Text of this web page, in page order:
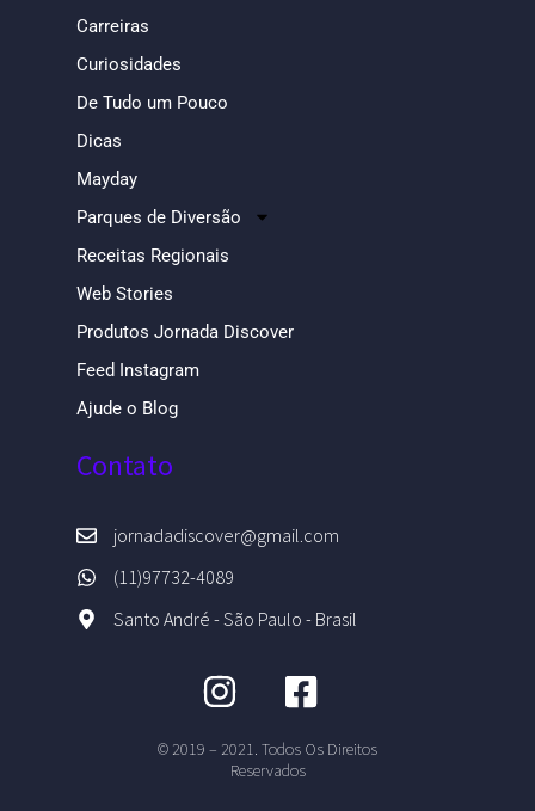
Carreiras
Curiosidades
De Tudo um Pouco
Dicas
Mayday
Parques de Diversão
Receitas Regionais
Web Stories
Produtos Jornada Discover
Feed Instagram
Ajude o Blog
Contato
jornadadiscover@gmail.com
(11)97732-4089
Santo André - São Paulo - Brasil
© 2019 – 2021. Todos Os Direitos
Reservados